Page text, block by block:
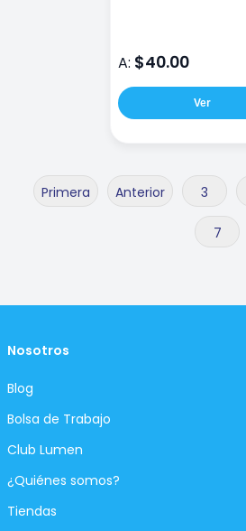
A: $40.00
Ver
Primera Anterior 3
7
Nosotros
Blog
Bolsa de Trabajo
Club Lumen
¿Quiénes somos?
Tiendas